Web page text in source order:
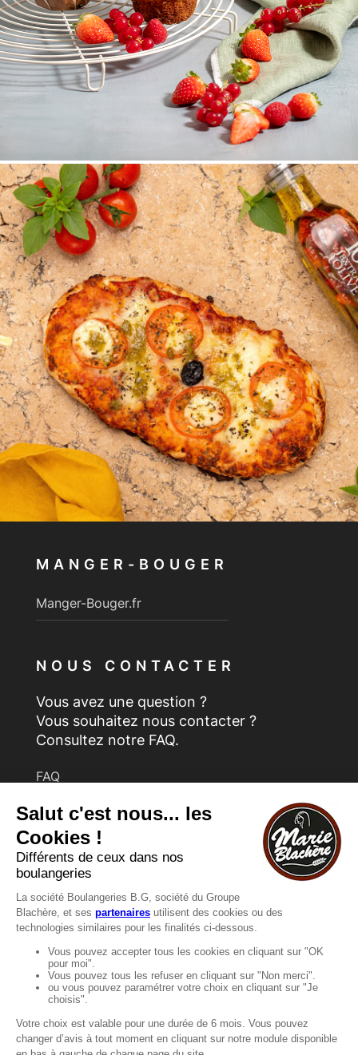
MANGER-BOUGER
Manger-Bouger.fr
NOUS CONTACTER
Vous avez une question ?
Vous souhaitez nous contacter ?
Consultez notre FAQ.
FAQ
Recrutement
MENTIONS
Mentions légales
Protection des données
LignÉthique
Caractéristiques environnementales des